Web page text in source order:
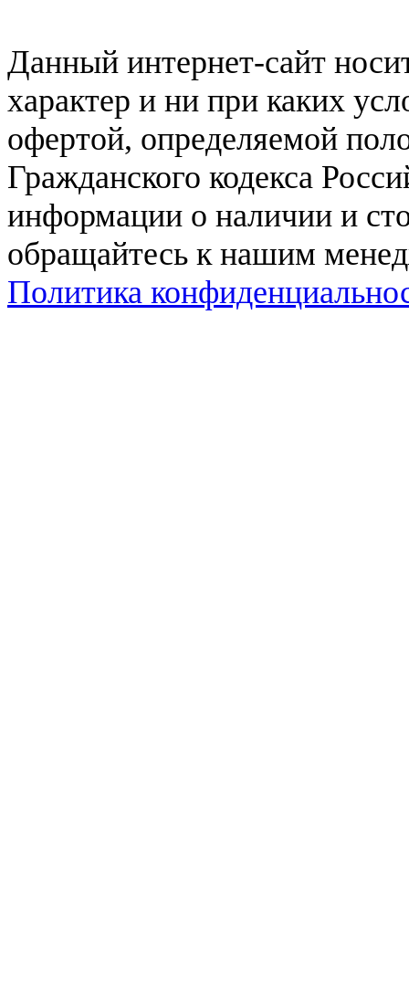
Данный интернет-сайт
характер и ни при каких
офертой, определяемой
Гражданского кодекса
информации о наличии и
обращайтесь к нашим
Политика